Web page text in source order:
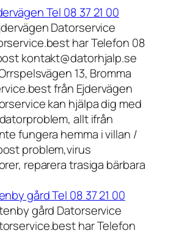
Tel 08 37 21 00
Datorservice
har Telefon 08
kontakt@datorhjalp.se
13, Bromma
från Ejdervägen
kan hjälpa dig med
allt ifrån
fungera hemma i villan /
problem,virus
reparera trasiga bärbara
gård Tel 08 37 21 00
gård Datorservice
har Telefon